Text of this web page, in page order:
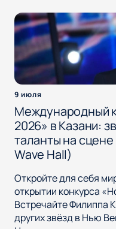
9 июля
Международный
2026» в Казани:
таланты на
Wave Hall)
Откройте для себя
открытии конкурса
Встречайте Филиппа
других звёзд в Нью